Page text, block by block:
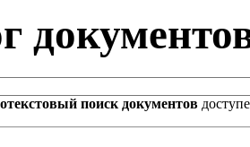
поиск документов